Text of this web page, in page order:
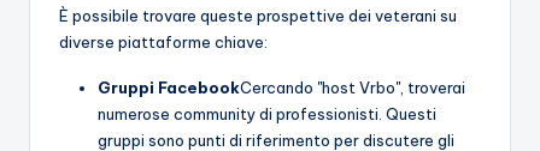
È possibile trovare queste prospettive dei veterani su
diverse piattaforme chiave:
Gruppi FacebookCercando "host Vrbo", troverai
numerose community di professionisti. Questi
gruppi sono punti di riferimento per discutere gli